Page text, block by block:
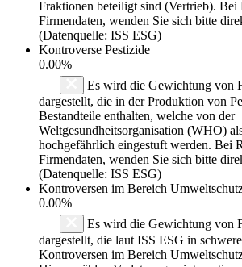
Fraktionen beteiligt sind (Vertrieb). Bei
Firmendaten, wenden Sie sich bitte
(Datenquelle: ISS ESG)
Kontroverse Pestizide
0.00%
Es wird die Gewichtung von
dargestellt, die in der Produktion von
Bestandteile enthalten, welche von der
Weltgesundheitsorganisation (WHO)
hochgefährlich eingestuft werden. Bei
Firmendaten, wenden Sie sich bitte
(Datenquelle: ISS ESG)
Kontroversen im Bereich
0.00%
Es wird die Gewichtung von
dargestellt, die laut ISS ESG in
Kontroversen im Bereich